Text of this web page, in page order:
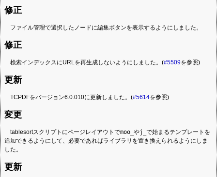
修正
ファイル管理で選択したノードに編集ボタンを表示するようにしました。
修正
検索インデックスにURLを再生成しないようにしました。(#5509を参照)
更新
TCPDFをバージョン6.0.010に更新しました。(#5614を参照)
変更
tablesortスクリプトにページレイアウトでmoo_やj_で始まるテンプレートを
追加できるようにして、必要であればライブラリを置き換えられるようにしま
した。
更新